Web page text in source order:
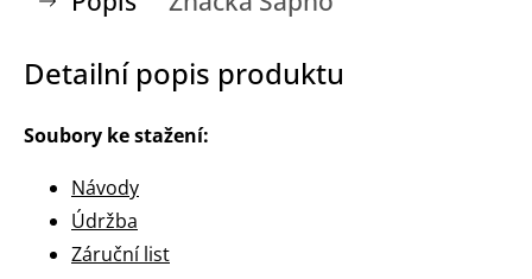
Detailní popis produktu
Soubory ke stažení:
Návody
Údržba
Záruční list